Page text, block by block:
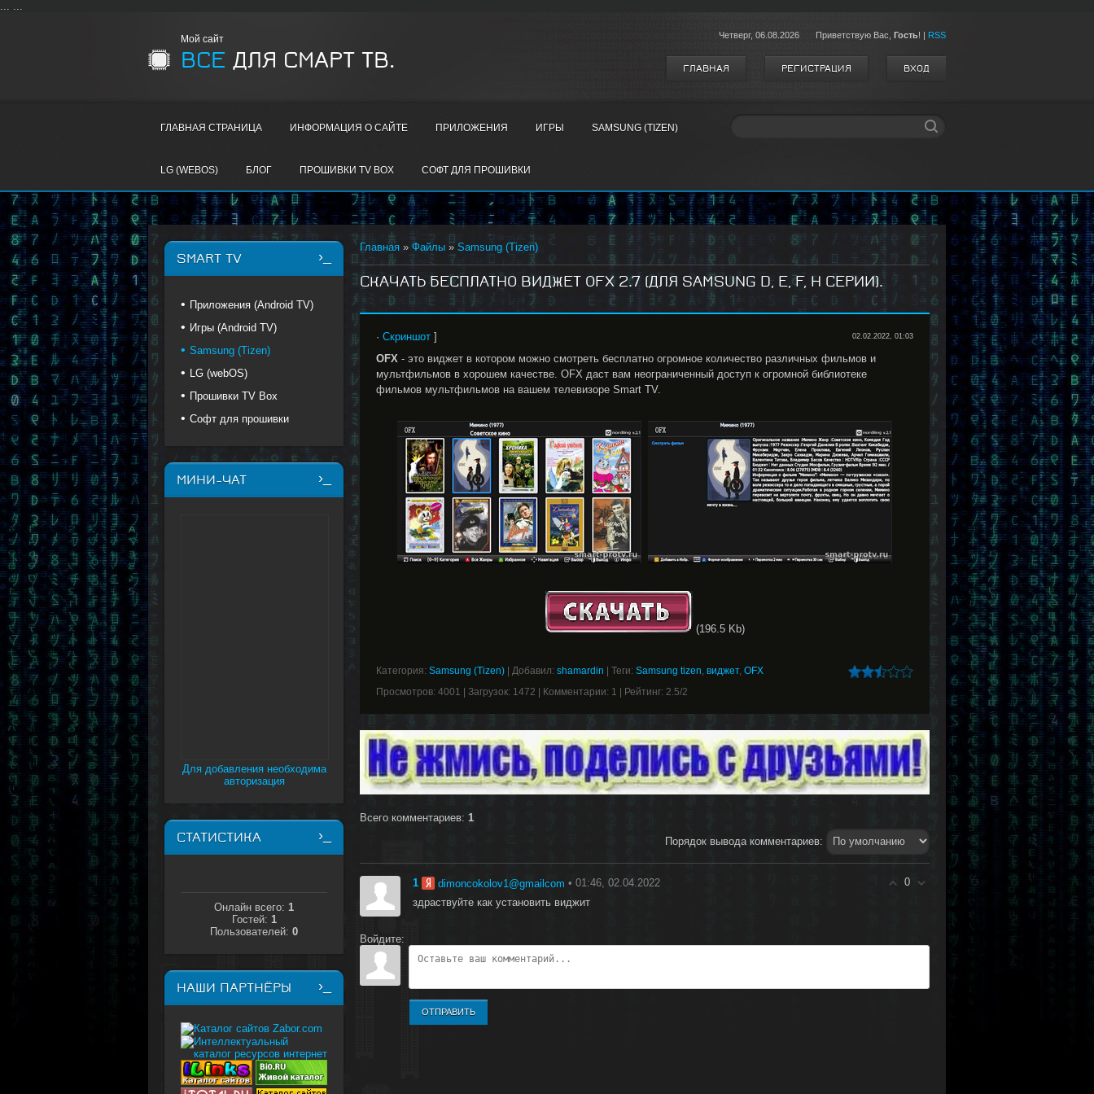
... ...
Мой сайт
ВСЕ ДЛЯ СМАРТ ТВ.
Четверг, 06.08.2026 Приветствую Вас Гость! | RSS
ГЛАВНАЯ РЕГИСТРАЦИЯ ВХОД
ГЛАВНАЯ СТРАНИЦА ИНФОРМАЦИЯ О САЙТЕ ПРИЛОЖЕНИЯ ИГРЫ SAMSUNG (TIZEN)
LG (WEBOS) БЛОГ ПРОШИВКИ TV BOX СОФТ ДЛЯ ПРОШИВКИ
Главная » Файлы » Samsung (Tizen)
СКАЧАТЬ БЕСПЛАТНО ВИДЖЕТ OFX 2.7 (ДЛЯ SAMSUNG D, E, F, H СЕРИИ).
· Скриншот ] 02.02.2022, 01:03
OFX - это виджет в котором можно смотреть бесплатно огромное количество различных фильмов и
мультфильмов в хорошем качестве. OFX даст вам неограниченный доступ к огромной библиотеке
фильмов мультфильмов на вашем телевизоре Smart TV.
(196.5 Kb)
Категория: Samsung (Tizen) Добавил: shamardin Теги: Samsung tizen, виджет, OFX
Просмотров: 4001 Загрузок: 1472 Комментарии: 1 Рейтинг: 2.5/2
Всего комментариев: 1
Порядок вывода комментариев:
0
1 dimoncokolov1@gmailcom • 01:46, 02.04.2022
здраствуйте как установить виджит
Войдите:
ОТПРАВИТЬ
SMART TV
Приложения (Android TV)
Игры (Android TV)
Samsung (Tizen)
LG (webOS)
Прошивки TV Box
Софт для прошивки
МИНИ-ЧАТ
Для добавления необходима
авторизация
СТАТИСТИКА
Онлайн всего: 1
Гостей: 1
Пользователей: 0
НАШИ ПАРТНЁРЫ